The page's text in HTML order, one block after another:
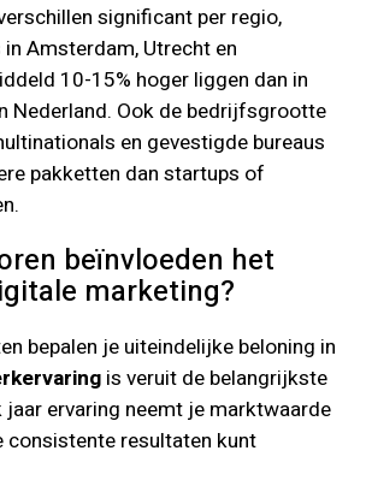
significant per regio,
Amsterdam, Utrecht en
10-15% hoger liggen dan in
Nederland. Ook de bedrijfsgrootte
en gevestigde bureaus
pakketten dan startups of
beïnvloeden het
marketing?
bepalen je uiteindelijke beloning in
is veruit de belangrijkste
ervaring neemt je marktwaarde
consistente resultaten kunt